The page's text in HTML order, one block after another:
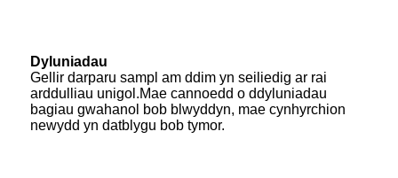
Dyluniadau
Gellir darparu sampl am ddim yn seiliedig ar rai
arddulliau unigol.Mae cannoedd o ddyluniadau
bagiau gwahanol bob blwyddyn, mae cynhyrchion
newydd yn datblygu bob tymor.